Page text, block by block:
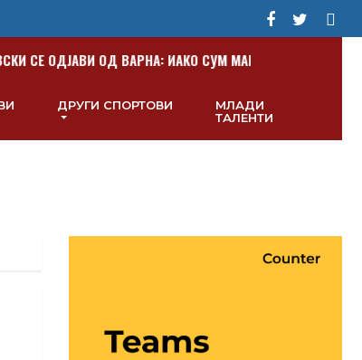
СЕ ОДЈАВИ ОД ВАРНА: ИАКО СУМ МАКЕДОНЕЦ, ОВДЕ
ДРУГИ СПОРТОВИ
МЛАДИ
ТАЛЕНТИ